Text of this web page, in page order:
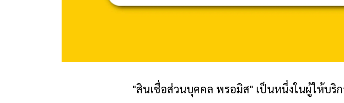
"สินเชื่อส่วนบุคคล พรอมิส" เป็นหนึ่งในผู้ให้บริ